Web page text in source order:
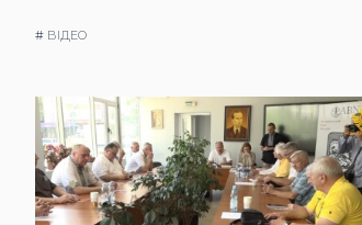
# ВІДЕО